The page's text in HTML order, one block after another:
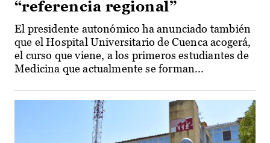
“referencia regional”
El presidente autonómico ha anunciado también
que el Hospital Universitario de Cuenca acogerá,
el curso que viene, a los primeros estudiantes de
Medicina que actualmente se forman...